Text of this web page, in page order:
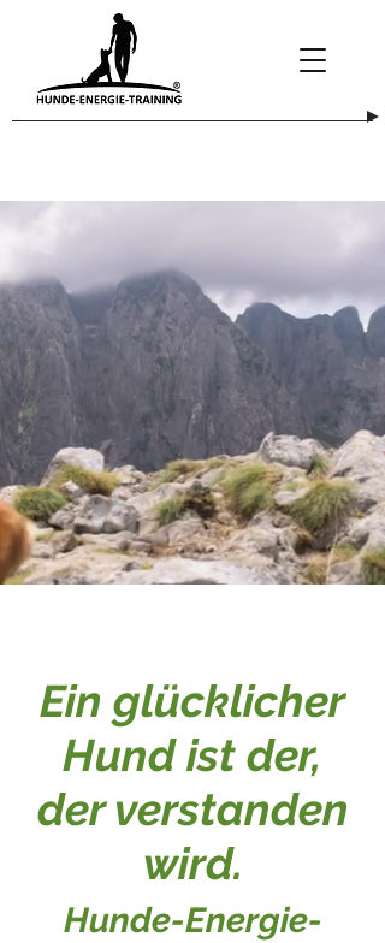
Ein glücklicher
Hund ist der,
der verstanden
wird.
Hunde-Energie-